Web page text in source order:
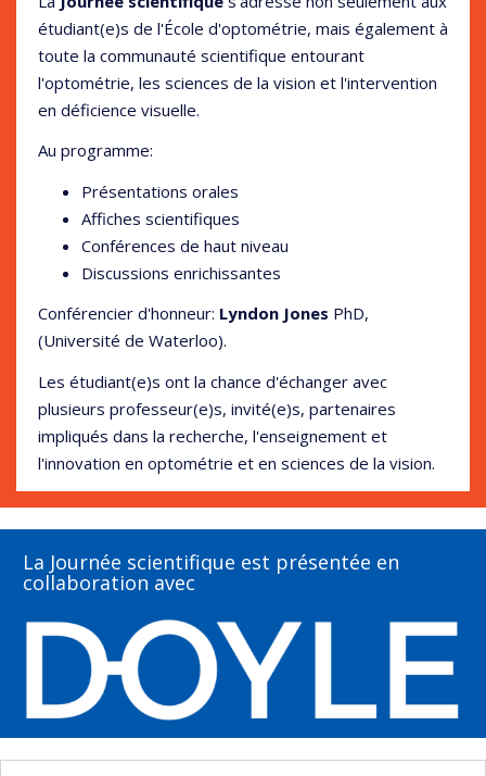
étudiant(e)s de l'École d'optométrie, mais également à
toute la communauté scientifique entourant
l'optométrie, les sciences de la vision et l'intervention
en déficience visuelle.
Au programme:
Présentations orales
Affiches scientifiques
Conférences de haut niveau
Discussions enrichissantes
Conférencier d'honneur: Lyndon Jones PhD,
(Université de Waterloo).
Les étudiant(e)s ont la chance d'échanger avec
plusieurs professeur(e)s, invité(e)s, partenaires
impliqués dans la recherche, l'enseignement et
l'innovation en optométrie et en sciences de la vision.
La Journée scientifique est présentée en
collaboration avec